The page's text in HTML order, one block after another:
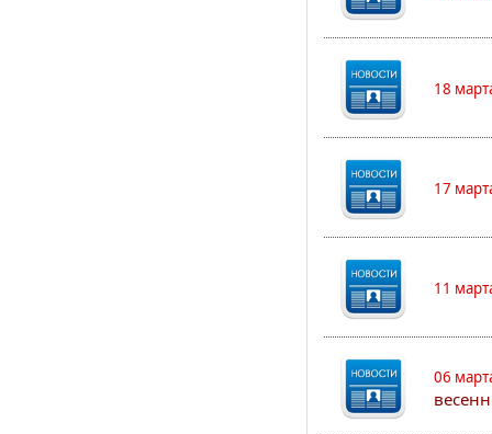
18
17
11
06